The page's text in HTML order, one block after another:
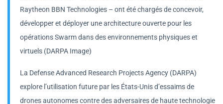
Raytheon BBN Technologies – ont été chargés de concevoir,
développer et déployer une architecture ouverte pour les
opérations Swarm dans des environnements physiques et
virtuels (DARPA Image)
La Defense Advanced Research Projects Agency (DARPA)
explore l’utilisation future par les États-Unis d’essaims de
drones autonomes contre des adversaires de haute technologie